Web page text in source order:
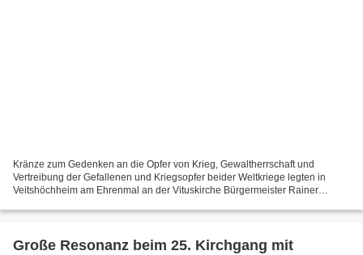
Kränze zum Gedenken an die Opfer von Krieg, Gewaltherrschaft und
Vertreibung der Gefallenen und Kriegsopfer beider Weltkriege legten in
Veitshöchheim am Ehrenmal an der Vituskirche Bürgermeister Rainer
Große Resonanz beim 25. Kirchgang mit